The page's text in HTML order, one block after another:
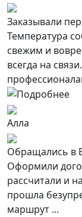
Заказывали
Температура
свежим и
всегда на
Алла
Обращались в
Оформили
рассчитали и
прошла
маршрут ...